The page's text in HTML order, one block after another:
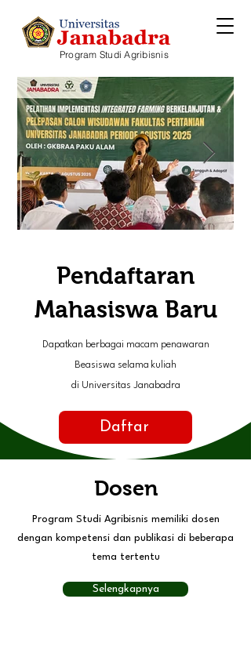
Program Studi Agribisnis
Pendaftaran
Mahasiswa Baru
Dapatkan berbagai macam penawaran
Beasiswa selama kuliah
di Universitas Janabadra
Daftar
Dosen
Program Studi Agribisnis memiliki dosen
dengan kompetensi dan publikasi di beberapa
tema tertentu
Selengkapnya